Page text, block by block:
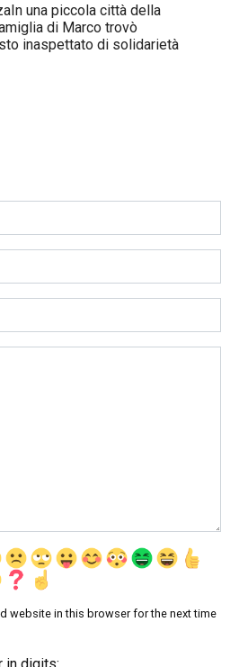
una piccola città della
di Marco trovò
inaspettato di solidarietà
website in this browser for the next time